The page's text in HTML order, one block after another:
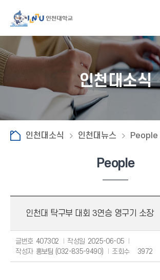
인천대소식
인천대소식 인천대뉴스 People
People
인천대 탁구부 대회 3연승 영구기 소장
글번호 407302 작성일 2025-06-05
작성자 홍보팀 (032-835-9490) 조회수 3972